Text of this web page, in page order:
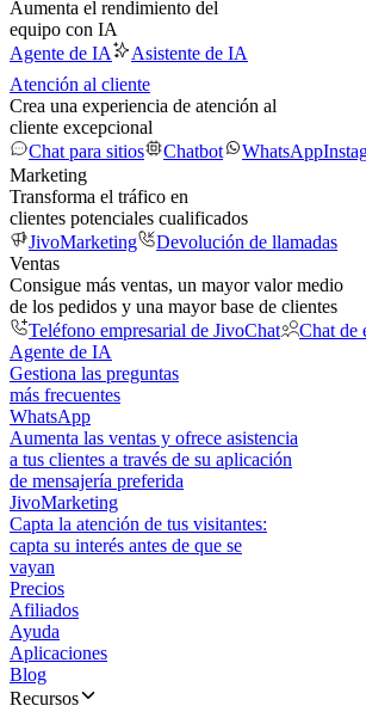
Aumenta el rendimiento del
equipo con IA
Agente de IA
Asistente de IA
Atención al cliente
Crea una experiencia de atención al
cliente excepcional
Chat para sitios
Chatbot WhatsApp
Marketing
Transforma el tráfico en
clientes potenciales cualificados
JivoMarketing
Devolución de llamadas
Ventas
Consigue más ventas, un mayor valor medio
de los pedidos y una mayor base de clientes
Teléfono empresarial de JivoChat
Chat de
Agente de IA
Gestiona las preguntas
más frecuentes
WhatsApp
Aumenta las ventas y ofrece asistencia
a tus clientes a través de su aplicación
de mensajería preferida
JivoMarketing
Capta la atención de tus visitantes:
capta su interés antes de que se
vayan
Precios
Afiliados
Ayuda
Aplicaciones
Blog
Recursos